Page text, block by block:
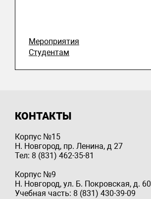
Мероприятия
Студентам
КОНТАКТЫ
Корпус №15
Н. Новгород, пр. Ленина, д 27
Тел: 8 (831) 462-35-81
Корпус №9
Н. Новгород, ул. Б. Покровская, д. 60
Учебная часть: 8 (831) 430-39-09